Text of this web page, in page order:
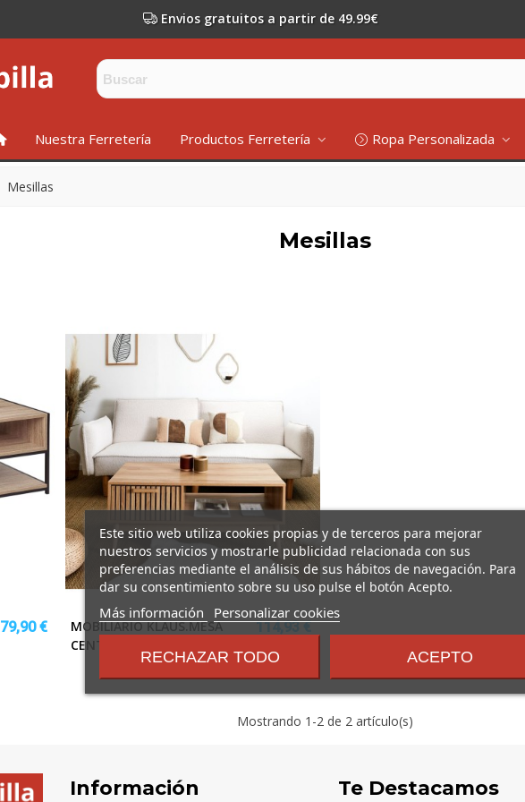
Envios gratuitos a partir de 49.99€
INICIONuestra Ferretería Productos Ferretería Ropa Personalizada
Mesillas
Mesillas
79,90 €
MOBILIARIO KLAUS.MESA
CENTRO 100X50x43CM
114,93 €
Mostrando 1 -2 de 2 artículo(s)
Información Te Destacamos
Este sitio web utiliza cookies propias y de terceros para mejorar
nuestros servicios y mostrarle publicidad relacionada con sus
preferencias mediante el análisis de sus hábitos de navegación. Para
dar su consentimiento sobre su uso pulse el botón Acepto.
Más información
sobre
los
y
condiciones
Personalizar cookies
RECHAZAR TODO ACEPTO